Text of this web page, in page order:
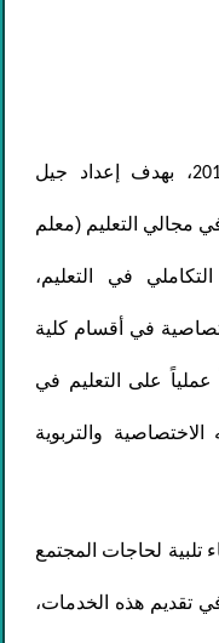
، بهدف إعداد جيل
مجالي التعليم (معلم
في التعليم،
في أقسام كلية
عملياً على التعليم في
والتربوية
تلبية لحاجات المجتمع
تقديم هذه الخدمات،